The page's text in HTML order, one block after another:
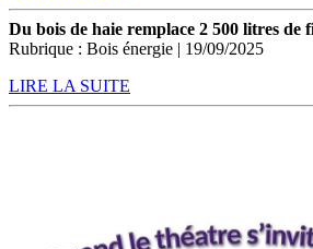
Du bois de haie remplace 2 500 litres de
Rubrique : Bois énergie | 19/09/2025
LIRE LA SUITE